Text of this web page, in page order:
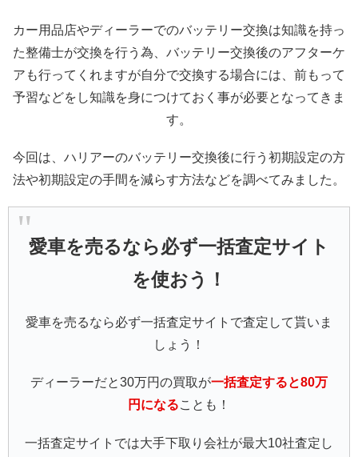
カー用品店やディーラーでのバッテリー交換は知識を持っ
た整備士が交換を行う為、バッテリー交換後のアフターケ
アも行ってくれますが自分で交換する場合には、前もって
予習などをし知識を身につけておく事が必要となってきま
す。
今回は、ハリアーのバッテリー交換後に行う初期設定の方
法や初期設定の手間を減らす方法などを調べてみました。
愛車を売るなら必ず一括査定サイト
を使おう！
愛車を売るなら必ず一括査定サイトで査定して貰いま
しょう！
ディーラーだと30万円の買取が一括査定すると80万
円になることも！
一括査定サイトでは大手下取り会社が最大10社査定し